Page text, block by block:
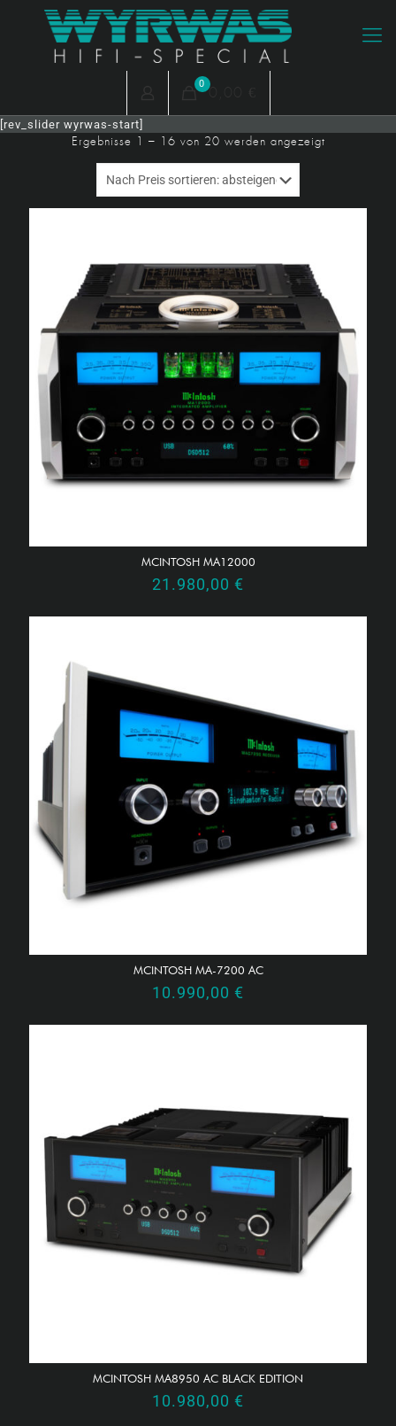
0 0,00 €
[rev_slider wyrwas-start]
Ergebnisse 1 – 16 von 20 werden angezeigtNach
MCINTOSH MA12000
21.980,00 €
MCINTOSH MA-7200 AC
10.990,00 €
MCINTOSH MA8950 AC BLACK EDITION
10.980,00 €